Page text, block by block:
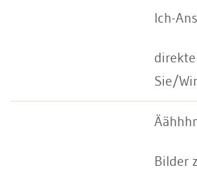
Ich-
Sie/
Bilder